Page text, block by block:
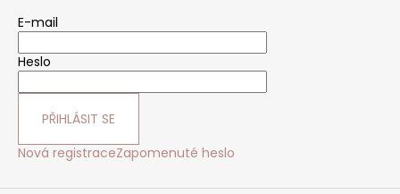
E-mail
Heslo
PŘIHLÁSIT SE
Nová registraceZapomenuté heslo